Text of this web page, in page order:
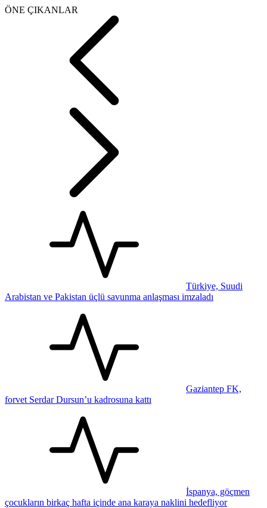
ÖNE ÇIKANLAR
Türkiye, Suudi
Arabistan ve Pakistan üçlü savunma anlaşması imzaladı
Gaziantep FK,
forvet Serdar Dursun’u kadrosuna kattı
İspanya, göçmen
çocukların birkaç hafta içinde ana karaya naklini hedefliyor